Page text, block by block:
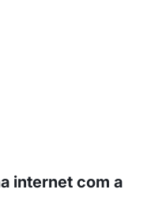
internet com a